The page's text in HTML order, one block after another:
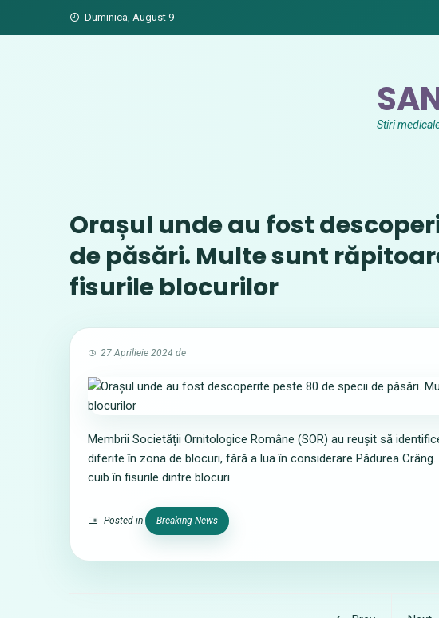
Duminica, August 9
Stiri
Orașul unde au fost
de păsări. Multe sunt
fisurile blocurilor
27 Aprilieie 2024 de
Membrii Societății Ornitologice Române (SOR) au reușit să
diferite în zona de blocuri, fără a lua în considerare Pădurea
cuib în fisurile dintre blocuri.
Posted in Breaking News